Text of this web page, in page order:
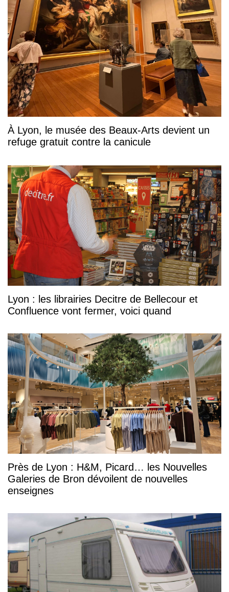
À Lyon, le musée des Beaux-Arts devient un
refuge gratuit contre la canicule
Lyon : les librairies Decitre de Bellecour et
Confluence vont fermer, voici quand
Près de Lyon : H&M, Picard… les Nouvelles
Galeries de Bron dévoilent de nouvelles
enseignes